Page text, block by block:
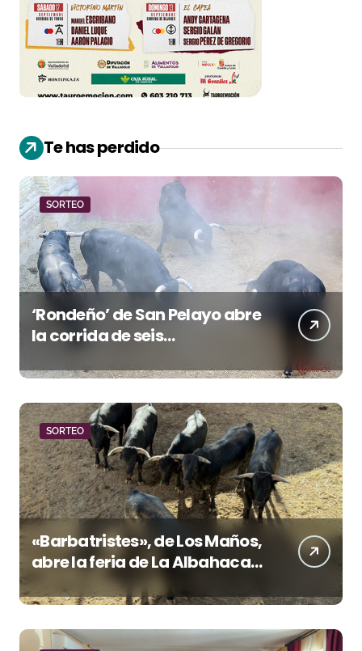
Te has perdido
SORTEO
‘Rondeño’ de San Pelayo abre
la corrida de seis
Santa María esta noche
SORTEO
«Barbatristes», de Los Maños,
abre la feria de La Albahaca
de Huesca